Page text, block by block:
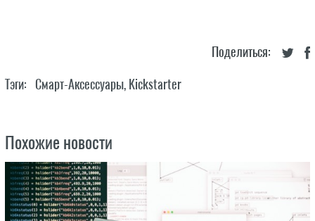
Поделиться:
Тэги: Смарт-Аксессуары, Kickstarter
Похожие новости